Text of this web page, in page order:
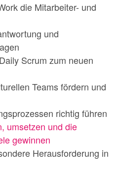
die Mitarbeiter- und
und
Scrum zum neuen
Teams fördern und
richtig führen
umsetzen und die
gewinnen
Herausforderung in